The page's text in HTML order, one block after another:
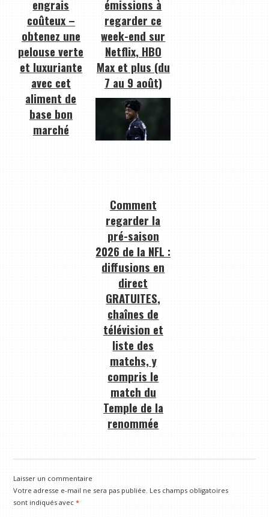
engrais
coûteux –
obtenez une
pelouse verte
et luxuriante
avec cet
aliment de
base bon
marché
émissions à
regarder ce
week-end sur
Netflix, HBO
Max et plus (du
7 au 9 août)
Comment
regarder la
pré-saison
2026 de la NFL :
diffusions en
direct
GRATUITES,
chaînes de
télévision et
liste des
matchs, y
compris le
match du
Temple de la
renommée
Laisser un commentaire
Votre adresse e-mail ne sera pas publiée. Les champs obligatoires
sont indiqués avec*